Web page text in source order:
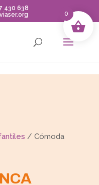
430 638
/ Cómoda
0